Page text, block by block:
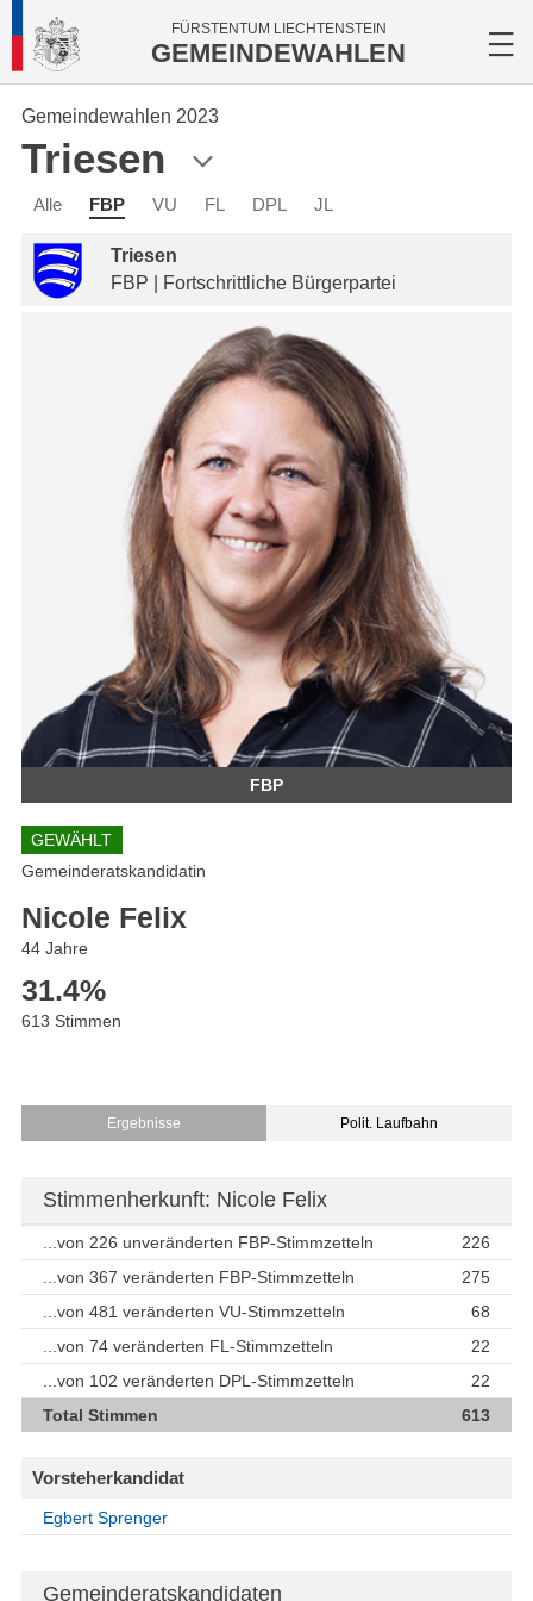
FÜRSTENTUM LIECHTENSTEIN
GEMEINDEWAHLEN
Gemeindewahlen 2023
Triesen
Alle FBP VU FL DPL JL
Triesen
FBP | Fortschrittliche Bürgerpartei
FBP
GEWÄHLT
Gemeinderatskandidatin
Nicole Felix
44 Jahre
31.4%
613 Stimmen
Ergebnisse Polit. Laufbahn
Stimmenherkunft: Nicole Felix
...von 226 unveränderten FBP-Stimmzetteln
226
...von 367 veränderten FBP-Stimmzetteln
275
...von 481 veränderten VU-Stimmzetteln
68
...von 74 veränderten FL-Stimmzetteln
22
...von 102 veränderten DPL-Stimmzetteln
22
Total Stimmen
613
Vorsteherkandidat
Egbert Sprenger
Gemeinderatskandidaten